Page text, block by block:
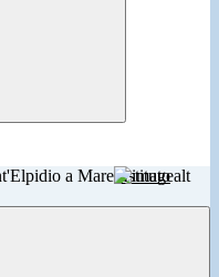
Istituto